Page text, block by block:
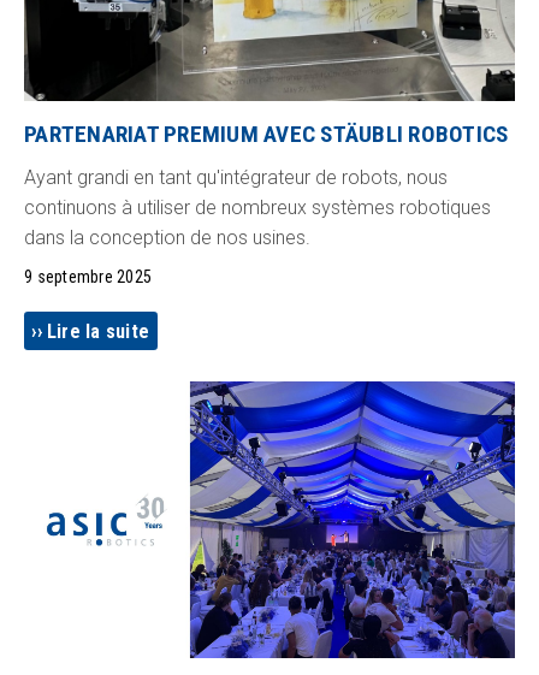
PARTENARIAT PREMIUM AVEC STÄUBLI ROBOTICS
Ayant grandi en tant qu'intégrateur de robots, nous
continuons à utiliser de nombreux systèmes robotiques
dans la conception de nos usines.
9 septembre 2025
Lire la suite